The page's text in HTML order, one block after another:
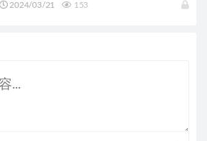
2024/03/21 153